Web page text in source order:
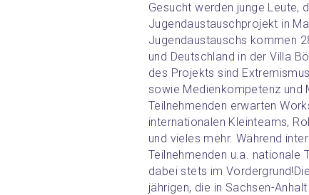
Gesucht werden junge Leute,
Jugendaustauschprojekt in
Jugendaustauschs kommen
und Deutschland in der Villa
des Projekts sind
sowie Medienkompetenz und
Teilnehmenden erwarten
internationalen Kleinteams,
und vieles mehr. Während
Teilnehmenden u.a. nationale
dabei stets im Vordergrund!
jährigen, die in Sachsen-